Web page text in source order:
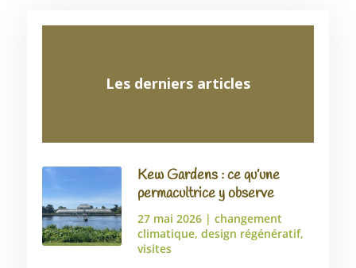
Les derniers articles
Kew Gardens : ce qu’une
permacultrice y observe
27 mai 2026| changement
climatique, design régénératif,
visites